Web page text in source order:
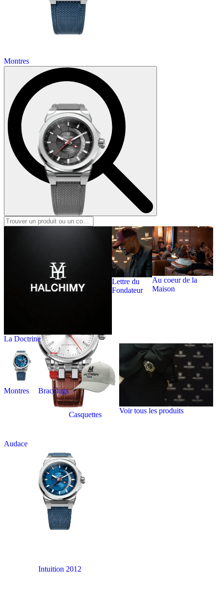
Montres
Audace
Search
La Doctrine
Lettre du
Fondateur
Au coeur de la
Maison
Montres Bracelugs
Casquettes
Voir tous les produits
Intuition 2012